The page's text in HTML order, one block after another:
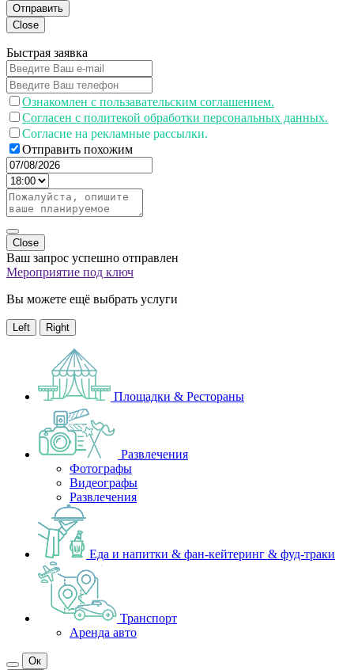
Отправить
Close
Быстрая заявка
Ознакомлен с пользавательским соглашением.
Согласен с политекой обработки персональных данных.
Согласие на рекламные рассылки.
Отправить похожим
Close
Ваш запрос успешно отправлен
Мероприятие под ключ
Вы можете ещё выбрать услуги
Left Right
Площадки & Рестораны
Развлечения
Фотографы
Видеографы
Развлечения
Еда и напитки & фан-кейтеринг & фуд-траки
Транспорт
Аренда авто
Ок